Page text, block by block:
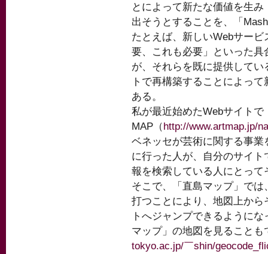
とによって新たな価値を生み
出そうとすることを、「
たとえば、新しいWebサー
要、これも必要」といった
が、それらを既に提供して
トで再構築することによっ
ある。
私が最近始めたWebサイトで
MAP（http://www.artmap.jp/
ベネッセが芸術に関する事
に行った人が、自分のサイ
報を検索している人にとっ
そこで、「直島マップ」で
打つことにより、地図上か
トへジャンプできるように
マップ」の地図を見ること
tokyo.ac.jp/￣shin/